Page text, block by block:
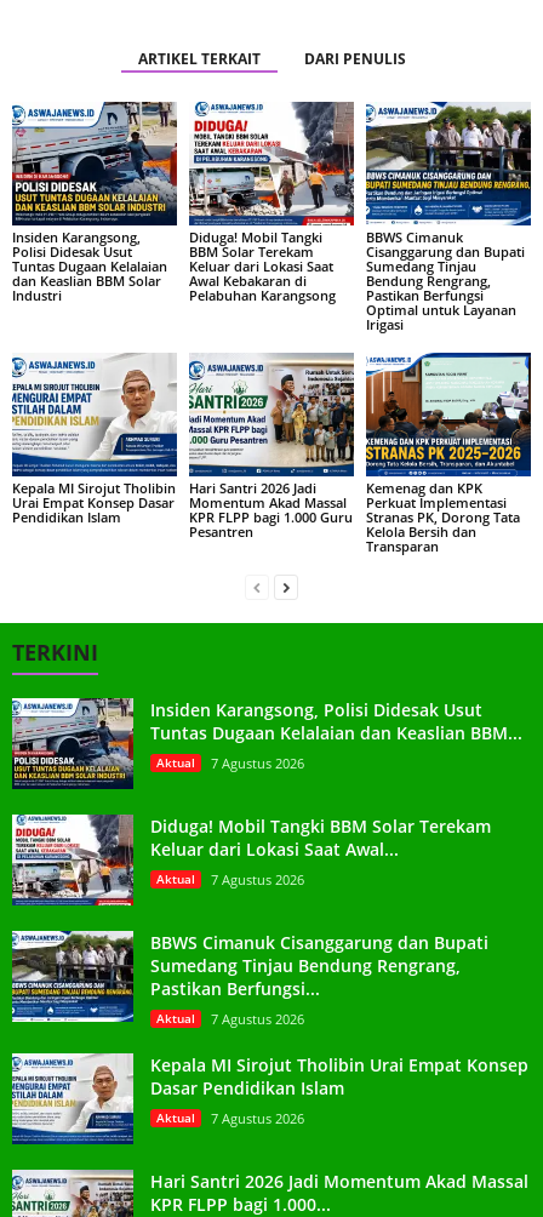
ARTIKEL TERKAIT DARI PENULIS
Insiden Karangsong,
Polisi Didesak Usut
Tuntas Dugaan Kelalaian
dan Keaslian BBM Solar
Industri
Diduga! Mobil Tangki
BBM Solar Terekam
Keluar dari Lokasi Saat
Awal Kebakaran di
Pelabuhan Karangsong
BBWS Cimanuk
Cisanggarung dan Bupati
Sumedang Tinjau
Bendung Rengrang,
Pastikan Berfungsi
Optimal untuk Layanan
Irigasi
Kepala MI Sirojut Tholibin
Urai Empat Konsep Dasar
Pendidikan Islam
Hari Santri 2026 Jadi
Momentum Akad Massal
KPR FLPP bagi 1.000 Guru
Pesantren
Kemenag dan KPK
Perkuat Implementasi
Stranas PK, Dorong Tata
Kelola Bersih dan
Transparan
TERKINI
Insiden Karangsong, Polisi Didesak Usut
Tuntas Dugaan Kelalaian dan Keaslian BBM...
Aktual 7 Agustus 2026
Diduga! Mobil Tangki BBM Solar Terekam
Keluar dari Lokasi Saat Awal...
Aktual 7 Agustus 2026
BBWS Cimanuk Cisanggarung dan Bupati
Sumedang Tinjau Bendung Rengrang,
Pastikan Berfungsi...
Aktual 7 Agustus 2026
Kepala MI Sirojut Tholibin Urai Empat Konsep
Dasar Pendidikan Islam
Aktual 7 Agustus 2026
Hari Santri 2026 Jadi Momentum Akad Massal
KPR FLPP bagi 1.000...